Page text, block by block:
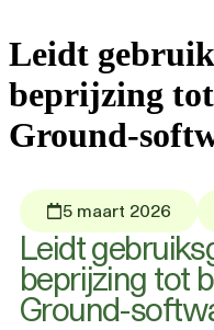
Leidt
beprijzing
Ground-
5 maart 2026
Leidt
beprijzing tot
Ground-